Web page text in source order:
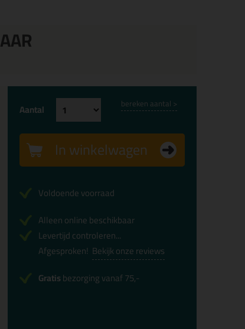
Aantal bereken aantal >
In winkelwagen
Voldoende voorraad
Alleen online beschikbaar
Levertijd controleren...
Afgesproken! Bekijk onze reviews
Gratisbezorging vanaf 75,-